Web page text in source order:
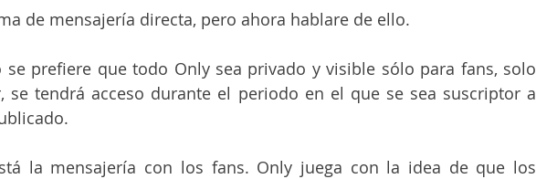
de mensajería directa, pero ahora hablare de ello.
prefiere que todo Only sea privado y visible sólo para fans, solo
se tendrá acceso durante el periodo en el que se sea suscriptor a
la mensajería con los fans. Only juega con la idea de que los